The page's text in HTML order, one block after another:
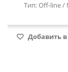
Тип: Off-line
Добавить